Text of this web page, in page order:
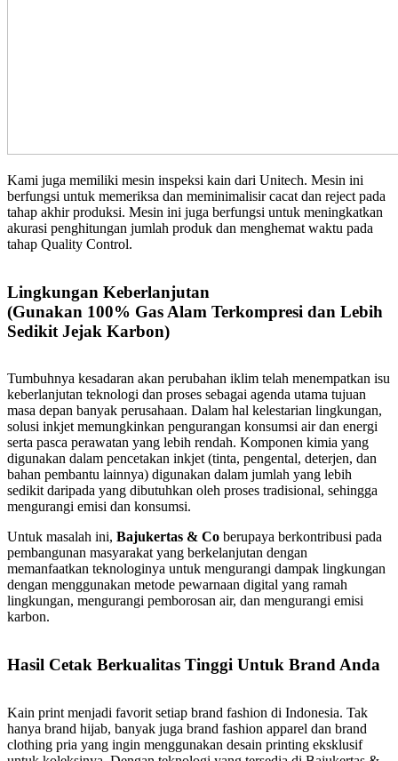
Kami juga memiliki mesin inspeksi kain dari Unitech. Mesin ini
berfungsi untuk memeriksa dan meminimalisir cacat dan reject pada
tahap akhir produksi. Mesin ini juga berfungsi untuk meningkatkan
akurasi penghitungan jumlah produk dan menghemat waktu pada
tahap Quality Control.
Lingkungan Keberlanjutan
(Gunakan 100% Gas Alam Terkompresi dan Lebih
Sedikit Jejak Karbon)
Tumbuhnya kesadaran akan perubahan iklim telah menempatkan isu
keberlanjutan teknologi dan proses sebagai agenda utama tujuan
masa depan banyak perusahaan. Dalam hal kelestarian lingkungan,
solusi inkjet memungkinkan pengurangan konsumsi air dan energi
serta pasca perawatan yang lebih rendah. Komponen kimia yang
digunakan dalam pencetakan inkjet (tinta, pengental, deterjen, dan
bahan pembantu lainnya) digunakan dalam jumlah yang lebih
sedikit daripada yang dibutuhkan oleh proses tradisional, sehingga
mengurangi emisi dan konsumsi.
Untuk masalah ini, Bajukertas & Co berupaya berkontribusi pada
pembangunan masyarakat yang berkelanjutan dengan
memanfaatkan teknologinya untuk mengurangi dampak lingkungan
dengan menggunakan metode pewarnaan digital yang ramah
lingkungan, mengurangi pemborosan air, dan mengurangi emisi
karbon.
Hasil Cetak Berkualitas Tinggi Untuk Brand Anda
Kain print menjadi favorit setiap brand fashion di Indonesia. Tak
hanya brand hijab, banyak juga brand fashion apparel dan brand
clothing pria yang ingin menggunakan desain printing eksklusif